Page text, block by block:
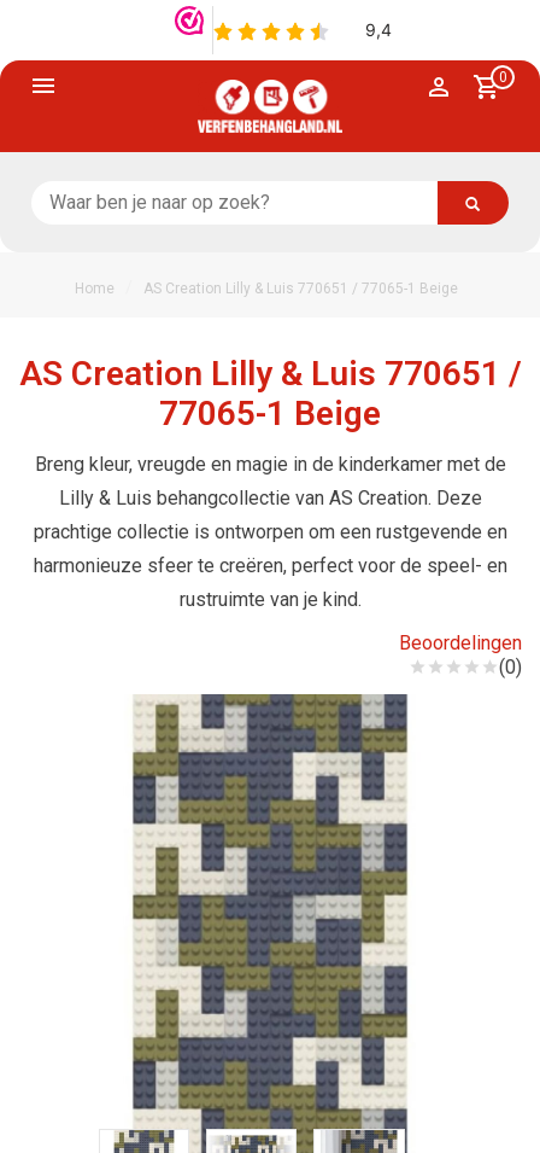
0
Home AS Creation Lilly & Luis 770651 / 77065-1 Beige
AS Creation Lilly & Luis 770651 /
77065-1 Beige
Breng kleur, vreugde en magie in de kinderkamer met de
Lilly & Luis behangcollectie van AS Creation. Deze
prachtige collectie is ontworpen om een rustgevende en
harmonieuze sfeer te creëren, perfect voor de speel- en
rustruimte van je kind.
Beoordelingen
(0)